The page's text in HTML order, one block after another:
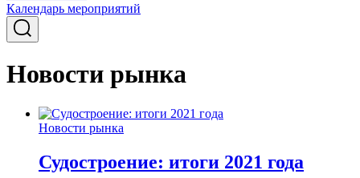
Календарь мероприятий
Новости рынка
Новости рынка
Судостроение: итоги 2021 года